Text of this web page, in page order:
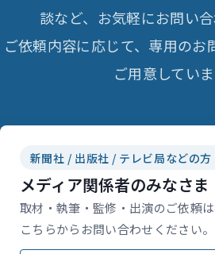
談など、お気軽にお問い合
ご依頼内容に応じて、専用のお
ご用意していま
新聞社 / 出版社 / テレビ局などの方
メディア関係者のみなさま
取材・執筆・監修・出演のご依頼は
こちらからお問い合わせください。